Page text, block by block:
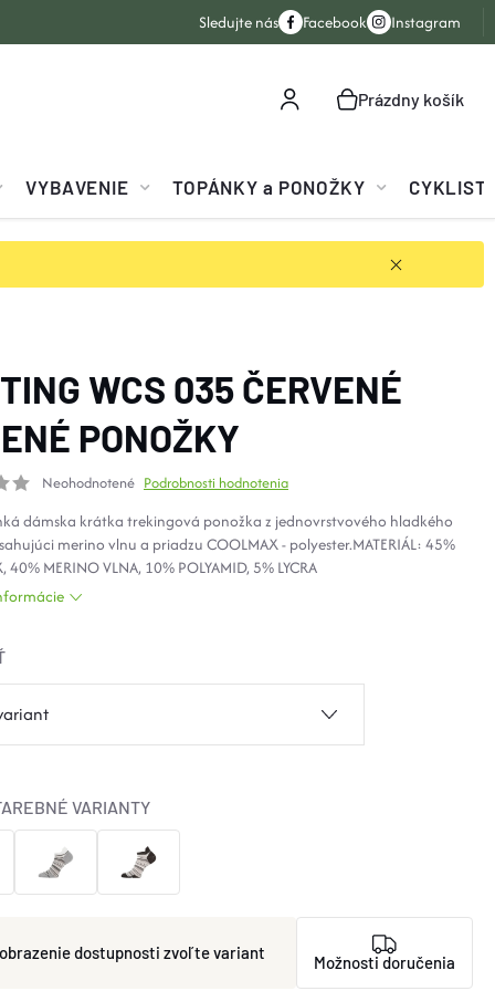
Sledujte nás Facebook Instagram
NÁKUPNÝ
Prázdny košík
VYBAVENIE TOPÁNKY a PONOŽKY
WCS 035 ČERVENÉ
PONOŽKY
Neohodnotené Podrobnosti hodnotenia
dámska krátka trekingová ponožka z jednovrstvového hladkého
merino vlnu a priadzu COOLMAX - polyester.MATERIÁL: 45%
40% MERINO VLNA, 10% POLYAMID, 5% LYCRA
zvoľte variant
VARIANTY
Možnosti doručenia